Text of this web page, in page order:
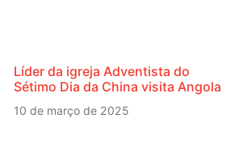
Líder da igreja Adventista do
Sétimo Dia da China visita Angola
10 de março de 2025